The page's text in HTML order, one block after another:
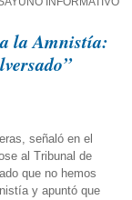
la Amnistía:
señaló en el
al Tribunal de
que no hemos
y apuntó que